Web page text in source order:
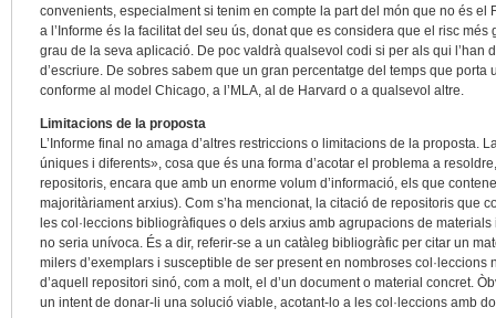
convenients, especialment si tenim en compte la part del món que no és el
a l’Informe és la facilitat del seu ús, donat que es considera que el risc
grau de la seva aplicació. De poc valdrà qualsevol codi si per als qui l’han
d’escriure. De sobres sabem que un gran percentatge del temps que
conforme al model Chicago, a l’MLA, al de Harvard o a qualsevol altre.
Limitacions de la proposta
L’Informe final no amaga d’altres restriccions o limitacions de la proposta.
úniques i diferents», cosa que és una forma d’acotar el problema a
repositoris, encara que amb un enorme volum d’informació, els que
majoritàriament arxius). Com s’ha mencionat, la citació de repositoris que
les col·leccions bibliogràfiques o dels arxius amb agrupacions de
no seria unívoca. És a dir, referir-se a un catàleg bibliogràfic per citar un
milers d’exemplars i susceptible de ser present en nombroses
d’aquell repositori sinó, com a molt, el d’un document o material concret.
un intent de donar-li una solució viable, acotant-lo a les col·leccions amb